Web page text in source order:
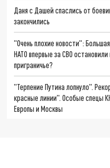
Даня с Дашей спаслись от
закончились
"Очень плохие новости":
НАТО впервые за СВО
приграничье?
"Терпение Путина лопнуло".
красные линии". Особые спецы
Европы и Москвы